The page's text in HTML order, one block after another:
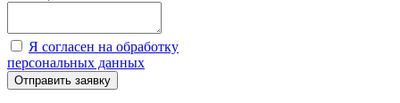
Я согласен на обработку
персональных данных
Отправить заявку